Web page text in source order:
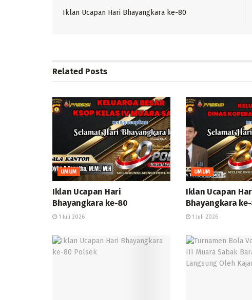
Iklan Ucapan Hari Bhayangkara ke-80
Related Posts
UMUM
Iklan Ucapan Hari
Bhayangkara ke-80
1 Juli 2026
UMUM
Iklan Ucapan
Bhayangkara
1 Juli 2026